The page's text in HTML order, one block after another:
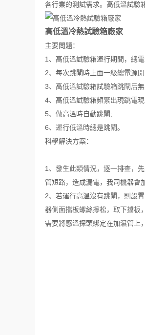
各行業的測試需求。高低溫試驗
高低溫冷熱試驗箱廠家
主要問題：
1、高低溫試驗箱運行期間，總
2、每次跳閘時上面一級總電源
3、高低溫試驗箱試驗箱跳閘后
4、高低溫試驗箱頻繁出現跳電
5、做高溫時自動跳閘;
6、運行低溫時總是跳閘。
科學解決方案：
1、發生此類情況，逐一排查，
管短路，造成漏電，我司機器會
2、若運行高溫沒有跳閘，則設
器側面擋板螺絲擰松，取下擋板
需要將感溫探頭綁定在加濕管上